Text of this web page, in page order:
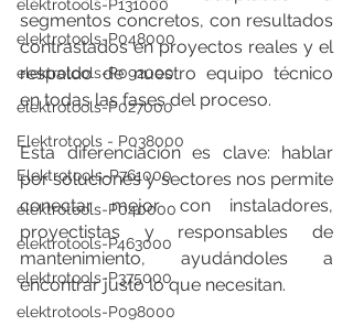
elektrotools-P131000
elektrotools-P048000
elektrotools-P092000
elektrotools-P027000
Elektrotools - P038000
Elektrotools-P761000
elektrotools-P040000
elektrotools-P463000
elektrotools-P375000
elektrotools-P098000
segmentos concretos, con resultados
contrastados en proyectos reales y el
respaldo de nuestro equipo técnico
en todas las fases del proceso.
Esta diferenciación es clave: hablar
por soluciones y sectores nos permite
conectar mejor con instaladores,
proyectistas y responsables de
mantenimiento, ayudándoles a
encontrar justo lo que necesitan.